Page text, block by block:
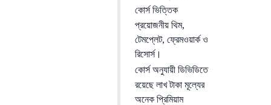
কোর্স ভিত্তিক
প্রয়োজনীয় থিম,
টেমপ্লেট, ফ্রেমওয়ার্ক ও
রিসোর্স।
কোর্স অনুযায়ী ডিভিডিতে
রয়েছে লাখ টাকা মূল্যের
অনেক প্রিমিয়াম